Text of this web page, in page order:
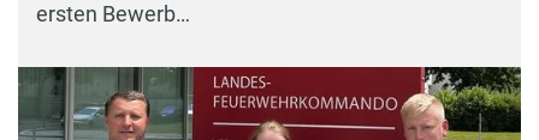
ersten Bewerb…